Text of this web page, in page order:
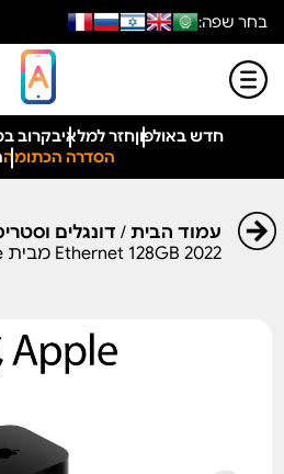
בחר שפה:
חדש באולפוןחזר למלאיבקרוב
הסדרה הכתומה
עמוד הבית/ דונגלים
Ethernet 128GB 2022 מבית Apple